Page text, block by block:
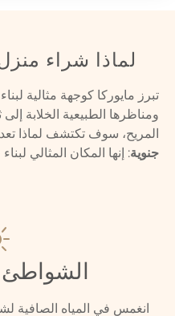
لماذا شراء
تبرز مايوركا كوجهة مثالية
ومناظرها الطبيعية الخلابة إلى
المريح، سوف تكتشف لماذا تعد
جنوية: إنها المكان المثالي
انغمس في المياه الصافية